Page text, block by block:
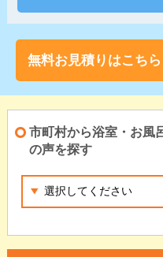
無料お見積りはこちら
市町村から浴室・お風
の声を探す